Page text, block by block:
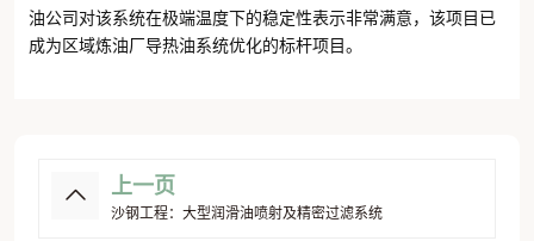
油公司对该系统在极端温度下的稳定性表示非常满意，该项目已
成为区域炼油厂导热油系统优化的标杆项目。
上一页
沙钢工程：大型润滑油喷射及精密过滤系统